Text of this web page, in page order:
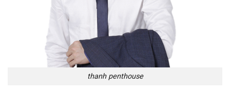
thanh penthouse